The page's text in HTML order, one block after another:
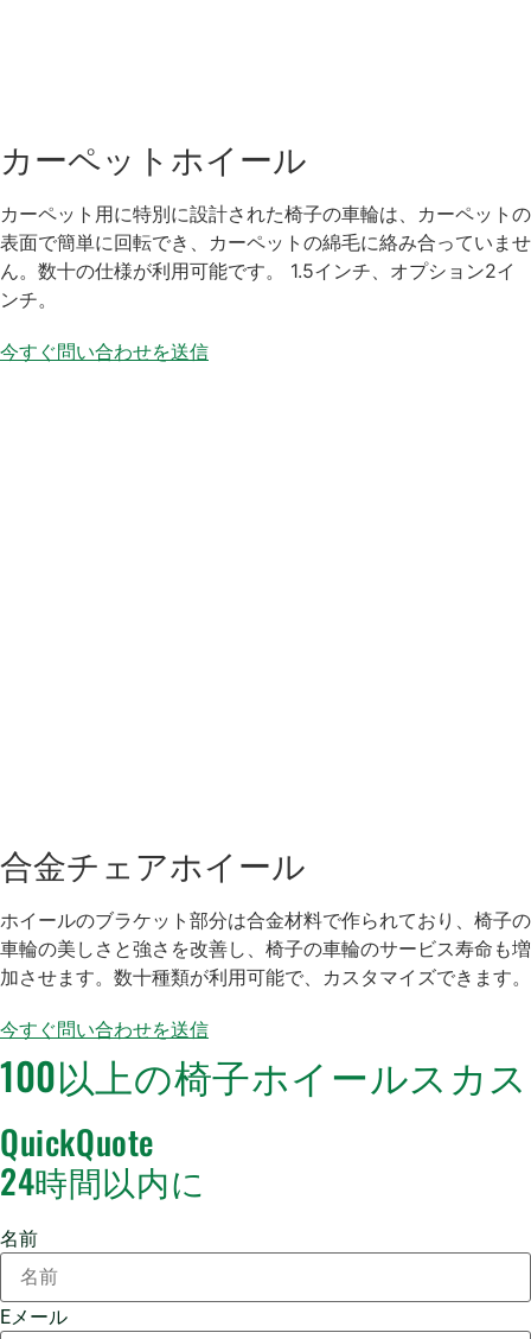
カーペットホイール
カーペット用に特別に設計された椅子の車輪は、カーペットの
表面で簡単に回転でき、カーペットの綿毛に絡み合っていませ
ん。数十の仕様が利用可能です。 1.5インチ、オプション2イ
ンチ。
今すぐ問い合わせを送信
合金チェアホイール
ホイールのブラケット部分は合金材料で作られており、椅子の
車輪の美しさと強さを改善し、椅子の車輪のサービス寿命も増
加させます。数十種類が利用可能で、カスタマイズできます。
今すぐ問い合わせを送信
100以上の椅子ホイールスカス
QuickQuote
24時間以内に
名前
Eメール